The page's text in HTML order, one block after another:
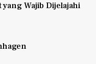
Wajib Dijelajahi